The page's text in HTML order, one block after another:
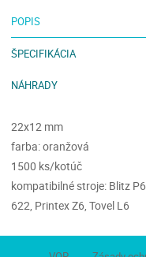
POPIS
ŠPECIFIKÁCIA
NÁHRADY
22x12 mm
farba: oranžová
1500 ks/kotúč
kompatibilné stroje: Blitz
622, Printex Z6, Tovel L6